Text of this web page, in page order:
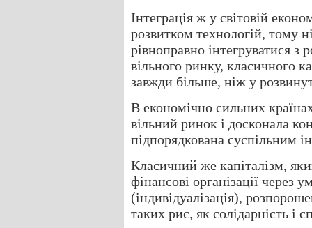
Інтеграція ж у світовій
розвитком технологій, тому
рівноправно інтегруватися
вільного ринку, класичного
завжди більше, ніж у
В економічно сильних
вільний ринок і досконала
підпорядкована суспільним
Класичний же капіталізм,
фінансові організації через
(індивідуалізація),
таких рис, як солідарність і